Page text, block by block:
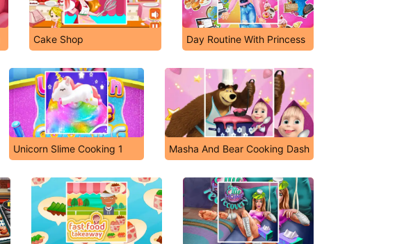
Cake Shop Day Routine With Princess
Unicorn Slime Cooking 1 Masha And Bear Cooking Dash